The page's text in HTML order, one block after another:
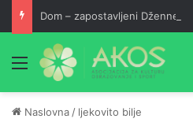
Dom – zapostavljeni Džennet
Meni
Naslovna / ljekovito bilje